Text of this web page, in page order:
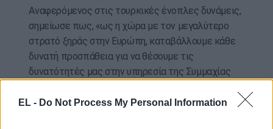
EL - Do Not Process My Personal Information
Αναφερόμενος στις τουρκικές ένοπλες δυνάμεις,
σημείωσε πως, «ως η χώρα με τον μεγαλύτερο
στρατό ξηράς στην Ευρώπη, καταβάλλουμε κάθε
δυνατή προσπάθεια για να θέσουμε τις
δυνατότητές μας στην υπηρεσία της Συμμαχίας